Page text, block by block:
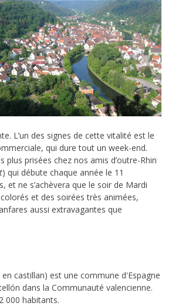
L’un des signes de cette vitalité est le
qui dure tout un week-end.
plus prisées chez nos amis d’outre-Rhin
) qui débute chaque année le 11
et ne s’achèvera que le soir de Mardi
et des soirées très animées,
aussi extravagantes que
castillan) est une commune d'Espagne
dans la Communauté valencienne.
000 habitants.